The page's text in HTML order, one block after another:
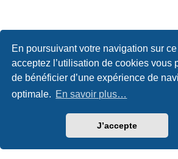
En poursuivant votre navigation sur
acceptez l’utilisation de cookies vous
de bénéficier d’une expérience de
optimale. En savoir plus…
J’accepte